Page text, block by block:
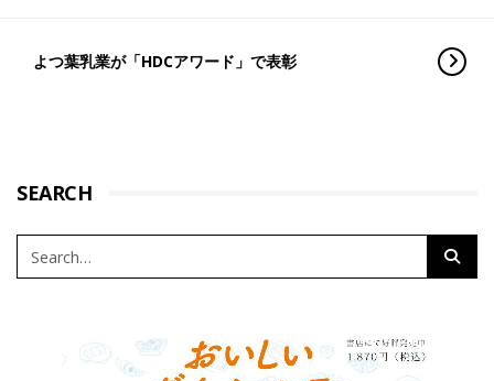
よつ葉乳業が「HDCアワード」で表彰
SEARCH